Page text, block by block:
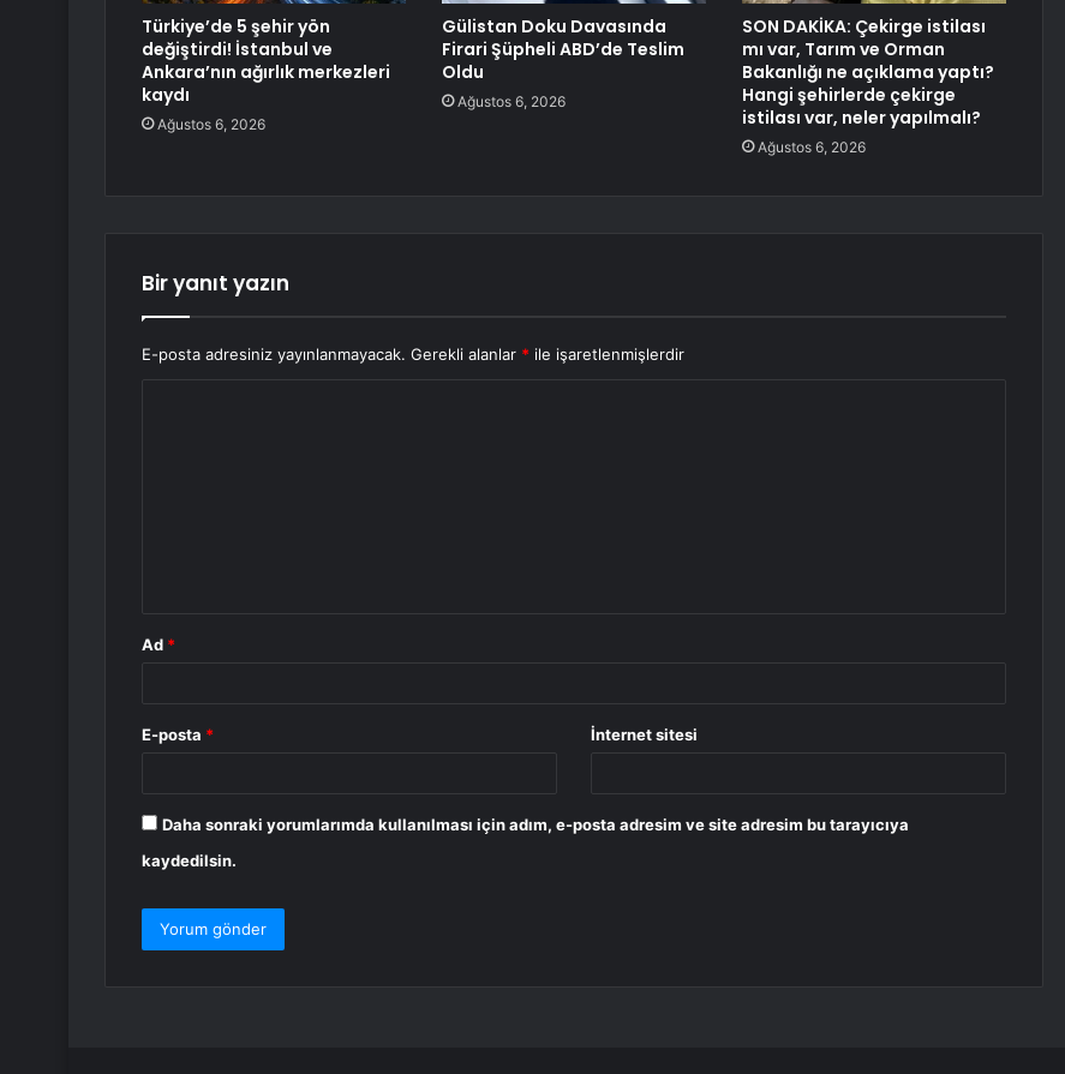
Türkiye’de 5 şehir yön
değiştirdi! İstanbul ve
Ankara’nın ağırlık merkezleri
kaydı
Ağustos 6, 2026
Gülistan Doku Davasında
Firari Şüpheli ABD’de Teslim
Oldu
Ağustos 6, 2026
SON DAKİKA: Çekirge istilası
mı var, Tarım ve Orman
Bakanlığı ne açıklama yaptı?
Hangi şehirlerde çekirge
istilası var, neler yapılmalı?
Ağustos 6, 2026
Bir yanıt yazın
E-posta adresiniz yayınlanmayacak. Gerekli alanlar * ile işaretlenmişlerdir
Ad *
E-posta * İnternet sitesi
Daha sonraki yorumlarımda kullanılması için adım, e-posta adresim ve site adresim bu tarayıcıya
kaydedilsin.